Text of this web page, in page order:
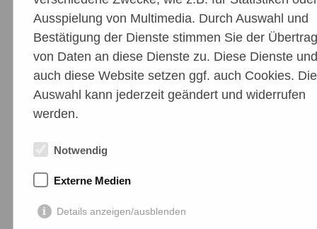
Ausspielung von Multimedia. Durch Auswahl und
Bestätigung der Dienste stimmen Sie der
von Daten an diese Dienste zu. Diese Dienste und
auch diese Website setzen ggf. auch Cookies. Die
Auswahl kann jederzeit geändert und widerrufen
werden.
Notwendig
Externe Medien
Details anzeigen/ausblenden